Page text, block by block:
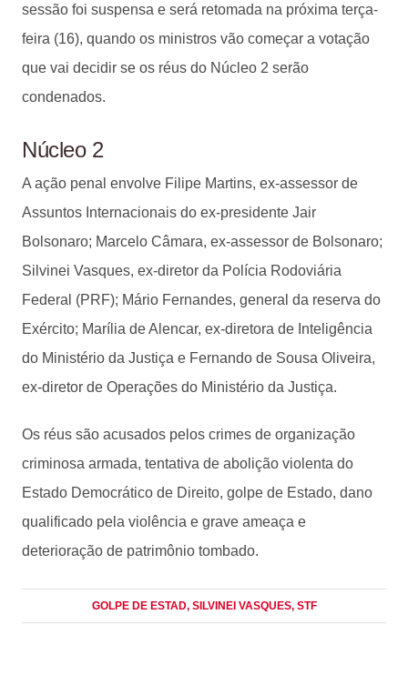
sessão foi suspensa e será retomada na próxima terça-
feira (16), quando os ministros vão começar a votação
que vai decidir se os réus do Núcleo 2 serão
condenados.
Núcleo 2
A ação penal envolve Filipe Martins, ex-assessor de
Assuntos Internacionais do ex-presidente Jair
Bolsonaro; Marcelo Câmara, ex-assessor de Bolsonaro;
Silvinei Vasques, ex-diretor da Polícia Rodoviária
Federal (PRF); Mário Fernandes, general da reserva do
Exército; Marília de Alencar, ex-diretora de Inteligência
do Ministério da Justiça e Fernando de Sousa Oliveira,
ex-diretor de Operações do Ministério da Justiça.
Os réus são acusados pelos crimes de organização
criminosa armada, tentativa de abolição violenta do
Estado Democrático de Direito, golpe de Estado, dano
qualificado pela violência e grave ameaça e
deterioração de patrimônio tombado.
GOLPE DE ESTAD, SILVINEI VASQUES, STF